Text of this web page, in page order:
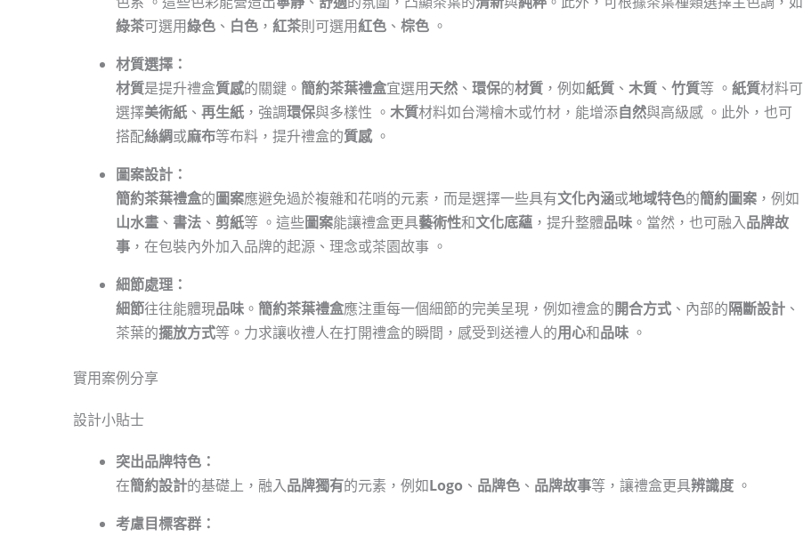
綠茶可選用綠色 、 白色 ， 紅茶則可選用紅色 、 棕色 。
材質選擇：
材質是提升禮盒質感的關鍵。 簡約茶葉禮盒宜選用天然 、 環保的材質 ，例如紙質 、 木質 、 竹質等 。 紙質材料可
選擇美術紙 、 再生紙 ，強調環保與多樣性 。 木質材料如台灣檜木或竹材，能增添自然與高級感 。此外，也可
搭配絲綢或麻布等布料，提升禮盒的質感。
圖案設計：
簡約茶葉禮盒的圖案應避免過於複雜和花哨的元素，而是選擇一些具有文化內涵或地域特色的簡約圖案 ，例如
山水畫 、 書法 、 剪紙等 。這些圖案能讓禮盒更具藝術性和文化底蘊 ，提升整體品味 。當然，也可融入品牌故
事 ，在包裝內外加入品牌的起源、理念或茶園故事 。
細節處理：
細節往往能體現品味 。 簡約茶葉禮盒應注重每一個細節的完美呈現，例如禮盒的開合方式 、內部的隔斷設計 、
茶葉的擺放方式等。力求讓收禮人在打開禮盒的瞬間，感受到送禮人的用心和品味 。
實用案例分享
設計小貼士
突出品牌特色：
在簡約設計的基礎上，融入品牌獨有的元素，例如Logo 、 品牌色 、 品牌故事等，讓禮盒更具辨識度 。
考慮目標客群：